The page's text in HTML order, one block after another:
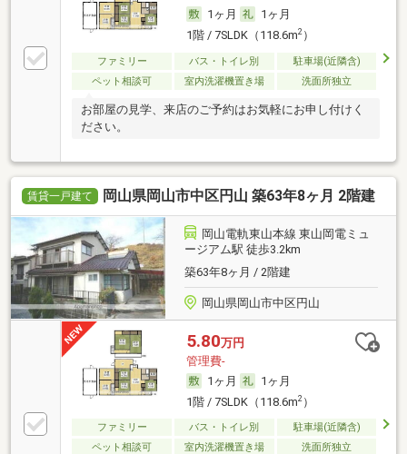
1ヶ月
1ヶ月
1階 / 7SLDK（118.6m2）
ファミリー バス・トイレ別
駐車場(近隣含)
ペット相談可
室内洗濯機置き場 洗面所独立
お部屋の見学、来店のご予約はお気軽にお申し付けく
ださい。
賃貸一戸建て 岡山県岡山市中区円山 築63年8ヶ月 2階建
岡山電軌東山本線 東山岡電ミュ
ージアム駅 徒歩3.2km
築63年8ヶ月 / 2階建
岡山県岡山市中区円山
5.80万円
管理費-
1ヶ月
1ヶ月
1階 / 7SLDK（118.6m2）
ファミリー バス・トイレ別
駐車場(近隣含)
ペット相談可
室内洗濯機置き場 洗面所独立